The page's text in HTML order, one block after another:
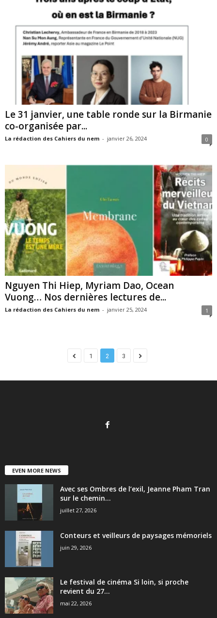
Le 31 janvier, une table ronde sur la Birmanie
co-organisée par...
La rédaction des Cahiers du nem - janvier 26, 2024 0
Nguyen Thi Hiep, Myriam Dao, Ocean
Vuong… Nos dernières lectures de...
La rédaction des Cahiers du nem - janvier 25, 2024 1
1 2 3
EVEN MORE NEWS
Avec ses Ombres de l’exil, Jeanne Pham Tran
sur le chemin...
juillet 27, 2026
Conteurs et veilleurs de paysages mémoriels
juin 29, 2026
Le festival de cinéma Si loin, si proche
revient du 27...
mai 22, 2026